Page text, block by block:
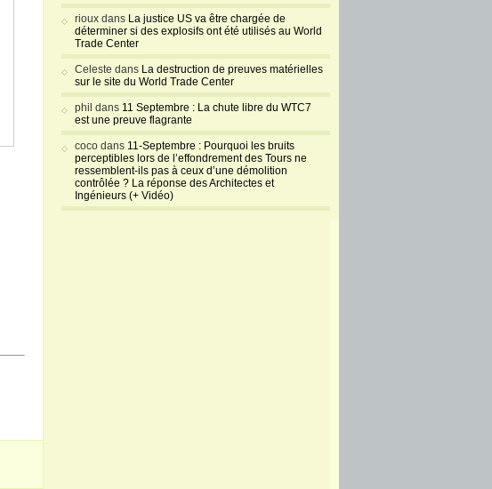
rioux dans La justice US va être chargée de
déterminer si des explosifs ont été utilisés au World
Trade Center
Celeste dans La destruction de preuves matérielles
sur le site du World Trade Center
phil dans 11 Septembre : La chute libre du WTC7
est une preuve flagrante
coco dans 11-Septembre : Pourquoi les bruits
perceptibles lors de l’effondrement des Tours ne
ressemblent-ils pas à ceux d’une démolition
contrôlée ? La réponse des Architectes et
Ingénieurs (+ Vidéo)